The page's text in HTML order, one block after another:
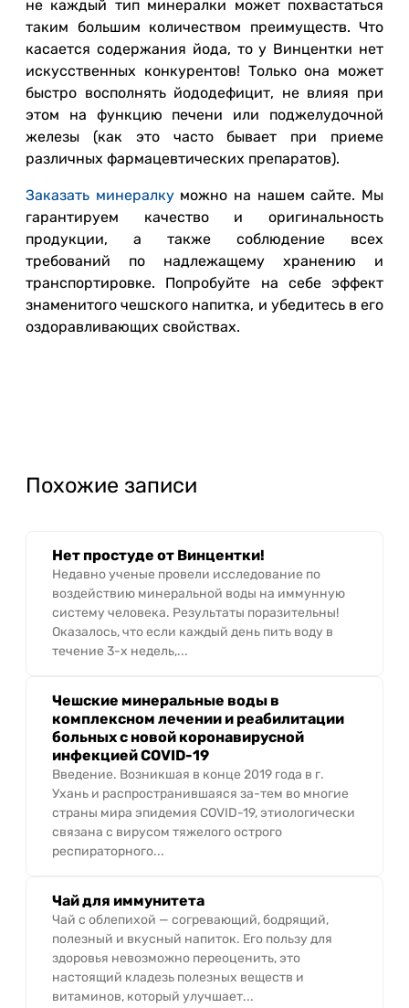
не каждый тип минералки может похвастаться
таким большим количеством преимуществ. Что
касается содержания йода, то у Винцентки нет
искусственных конкурентов! Только она может
быстро восполнять йододефицит, не влияя при
этом на функцию печени или поджелудочной
железы (как это часто бывает при приеме
различных фармацевтических препаратов).
Заказать минералкуможно на нашем сайте. Мы
гарантируем качество и оригинальность
продукции, а также соблюдение всех
требований по надлежащему хранению и
транспортировке. Попробуйте на себе эффект
знаменитого чешского напитка, и убедитесь в его
оздоравливающих свойствах.
Похожие записи
Нет простуде от Винцентки!
Недавно ученые провели исследование по
воздействию минеральной воды на иммунную
систему человека. Результаты поразительны!
Оказалось, что если каждый день пить воду в
течение 3-х недель,...
Чешские минеральные воды в
комплексном лечении и реабилитации
больных с новой коронавирусной
инфекцией COVID-19
Введение. Возникшая в конце 2019 года в г.
Ухань и распространившаяся за-тем во многие
страны мира эпидемия COVID-19, этиологически
связана с вирусом тяжелого острого
респираторного...
Чай для иммунитета
Чай с облепихой — согревающий, бодрящий,
полезный и вкусный напиток. Его пользу для
здоровья невозможно переоценить, это
настоящий кладезь полезных веществ и
витаминов, который улучшает...